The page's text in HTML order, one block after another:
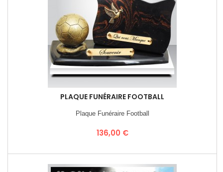
PLAQUE FUNÉRAIRE FOOTBALL
Plaque Funéraire Football
Prix
136,00 €